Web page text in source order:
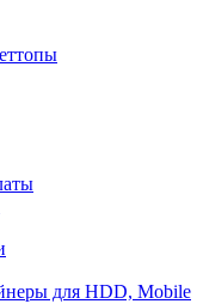
для HDD, Mobile